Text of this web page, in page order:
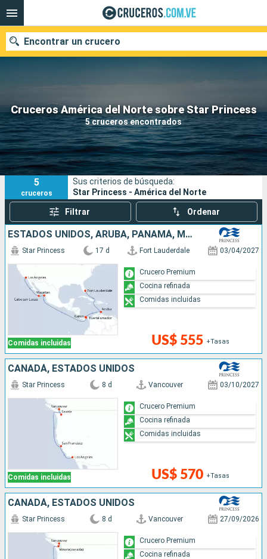
Cruceros América del Norte sobre Star Princess
5 cruceros encontrados
Encontrar un crucero
Nuestros destinos
Fecha de salida
Puertos Compañías
Buscar
5
cruceros
Sus criterios de búsqueda:
Star Princess - América del Norte
Filtrar Ordenar
ESTADOS UNIDOS, ARUBA, PANAMÁ, MÉXICO
Comidas incluidas
Star Princess 17 d Fort Lauderdale 03/04/2027
US$ 555 +Tasas
Crucero Premium
Cocina refinada
Comidas incluidas
CANADÁ, ESTADOS UNIDOS
Comidas incluidas
Star Princess 8 d Vancouver 03/10/2027
US$ 570 +Tasas
Crucero Premium
Cocina refinada
Comidas incluidas
CANADÁ, ESTADOS UNIDOS
Star Princess 8 d Vancouver 27/09/2026
Crucero Premium
Cocina refinada